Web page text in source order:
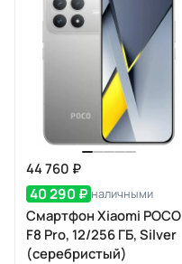
44 760 ₽
40 290 ₽ наличными
Смартфон Xiaomi POCO
F8 Pro, 12/256 ГБ, Silver
(серебристый)